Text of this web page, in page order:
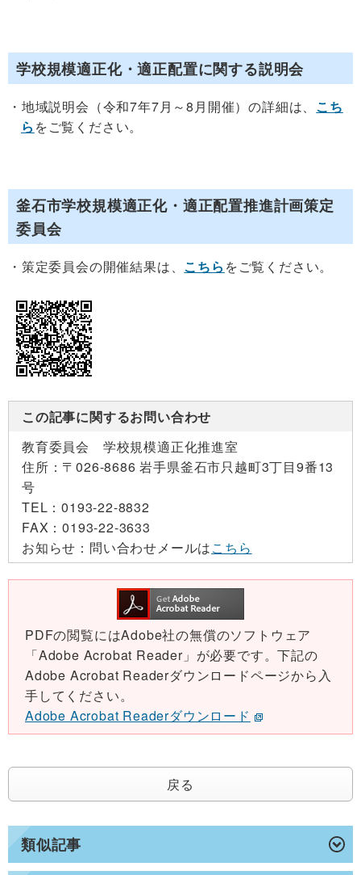
類似記事
学校規模適正化・適正配置に関する説明会
地域説明会（令和7年7月～8月開催）の詳細は、 こち
ら をご覧ください。
釜石市学校規模適正化・適正配置推進計画策定
委員会
策定委員会の開催結果は、 こちら をご覧ください。
この記事に関するお問い合わせ
教育委員会 学校規模適正化推進室
住所： 〒026-8686 岩手県釜石市只越町3丁目9番13
号
TEL：0193-22-8832
FAX：0193-22-3633
お知らせ： 問い合わせメールはこちら
PDFの閲覧にはAdobe社の無償のソフトウェア
「Adobe Acrobat Reader」が必要です。下記の
Adobe Acrobat Readerダウンロードページから入
手してください。
Adobe Acrobat Readerダウンロード
戻る